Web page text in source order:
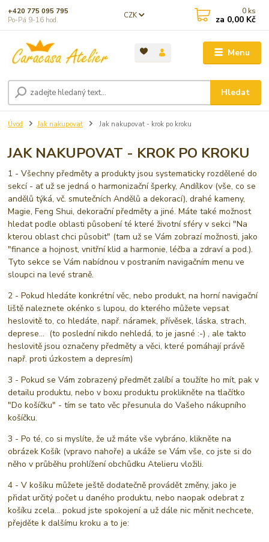
Menu
CZK
Hledat
+420 775 095 795
Po-Pá 9-16 hod.
0 ks
za 0,00 Kč
Úvod Jak nakupovat Jak nakupovat - krok po kroku
JAK NAKUPOVAT - KROK PO KROKU
1 - Všechny předměty a produkty jsou systematicky rozdělené do
sekcí - ať už se jedná o harmonizační šperky, Andílkov (vše, co se
andělů týká, vč. smutečních Andělů a dekorací), drahé kameny,
Magie, Feng Shui, dekorační předměty a jiné. Máte také možnost
hledat podle oblasti působení té které životní sféry v sekci "Na
kterou oblast chci působit" (tam už se Vám zobrazí možnosti, jako
"finance a hojnost, vnitřní klid a harmonie, léčba a zdraví a pod.).
Tyto sekce se Vám nabídnou v postraním navigačním menu ve
sloupci na levé straně.
2 - Pokud hledáte konkrétní věc, nebo produkt, na horní navigační
liště naleznete okénko s lupou, do kterého můžete vepsat
heslovitě to, co hledáte, např. náramek, přívěsek, láska, strach,
deprese... (to poslední nikdo nehledá, to je jasné :-) , ale takto
heslovitě jsou označeny předměty a věci, které pomáhají právě
např. proti úzkostem a depresím)
3 - Pokud se Vám zobrazený předmět zalíbí a toužíte ho mít, pak v
detailu produktu, nebo v boxu produktu proklikněte na tlačítko
"Do košíčku" - tím se tato věc přesunula do Vašeho nákupního
košíčku.
3 - Po té, co si myslíte, že už máte vše vybráno, klikněte na
obrázek Košík (vpravo nahoře) a ukáže se Vám vše, co jste si do
něho v průběhu prohlížení obchůdku Atelieru vložili.
4 - V košíku můžete ještě dodatečně provádět změny, jako je
přidat určitý počet u daného produktu, nebo naopak odebrat z
košíku zcela... pokud jste spokojení a už dále nic měnit nechcete,
přejděte k dalšímu kroku a to je: